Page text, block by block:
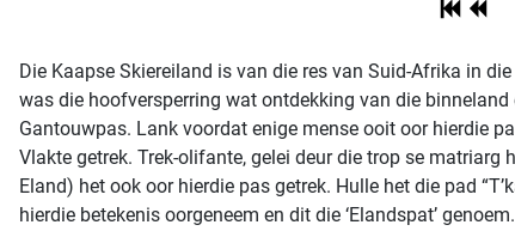
Die Kaapse Skiereiland is van die res van Suid-Afrika in
was die hoofversperring wat ontdekking van die
Gantouwpas. Lank voordat enige mense ooit oor hierdie
Vlakte getrek. Trek-olifante, gelei deur die trop se matriarg
Eland) het ook oor hierdie pas getrek. Hulle het die pad
hierdie betekenis oorgeneem en dit die ‘Elandspat’